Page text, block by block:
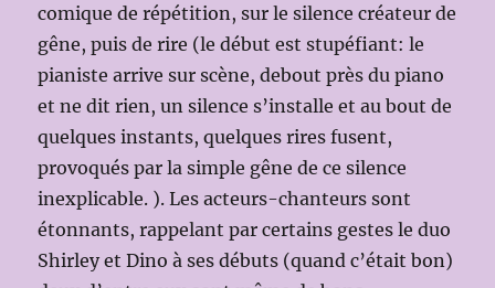
comique de répétition, sur le silence créateur de
gêne, puis de rire (le début est stupéfiant: le
pianiste arrive sur scène, debout près du piano
et ne dit rien, un silence s’installe et au bout de
quelques instants, quelques rires fusent,
provoqués par la simple gêne de ce silence
inexplicable. ). Les acteurs-chanteurs sont
étonnants, rappelant par certains gestes le duo
Shirley et Dino à ses débuts (quand c’était bon)